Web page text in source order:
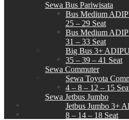
Sewa Bus Pariwisata
Bus Medium
25 – 29 Seat
Bus Medium
31 – 33 Seat
Big Bus 3+
35 – 39 – 41 Seat
Sewa Commuter
Sewa Toyota
4 – 8 – 12 – 15
Sewa Jetbus Jumbo
Jetbus Jumbo 3+
8 – 14 – 18 Seat